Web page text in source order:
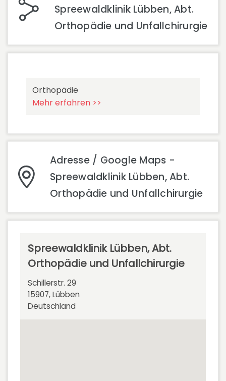
Spreewaldklinik Lübben, Abt.
Orthopädie und Unfallchirurgie
Orthopädie
Mehr erfahren >>
Adresse / Google Maps -
Spreewaldklinik Lübben, Abt.
Orthopädie und Unfallchirurgie
Spreewaldklinik Lübben, Abt.
Orthopädie und Unfallchirurgie
Schillerstr. 29
15907, Lübben
Deutschland